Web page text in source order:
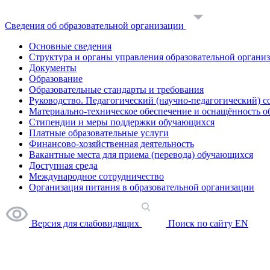
Сведения об образовательной организации
Основные сведения
Структура и органы управления образовательной
Документы
Образование
Образовательные стандарты и требования
Руководство. Педагогический (научно-педагогический)
Материально-техническое обеспечение и оснащённость
Стипендии и меры поддержки обучающихся
Платные образовательные услуги
Финансово-хозяйственная деятельность
Вакантные места для приема (перевода) обучающихся
Доступная среда
Международное сотрудничество
Организация питания в образовательной организации
Версия для слабовидящих Поиск по сайту EN